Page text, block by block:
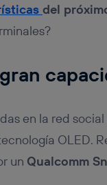
del
en la red
OLED.
un Qualcomm